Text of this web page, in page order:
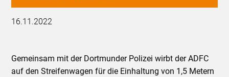
16.11.2022
Gemeinsam mit der Dortmunder Polizei wirbt der ADFC
auf den Streifenwagen für die Einhaltung von 1,5 Metern